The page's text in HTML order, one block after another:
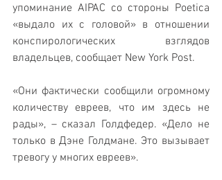
упоминание AIPAC со стороны Poetica
«выдало их с головой» в отношении
конспирологических взглядов
владельцев, сообщает New York Post.
«Они фактически сообщили огромному
количеству евреев, что им здесь не
рады», – сказал Голдфедер. «Дело не
только в Дэне Голдмане. Это вызывает
тревогу у многих евреев».